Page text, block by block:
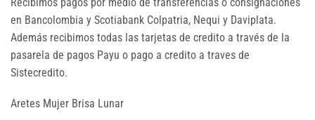
en Bancolombia y Scotiabank Colpatria, Nequi y Daviplata.
Además recibimos todas las tarjetas de credito a través de la
pasarela de pagos Payu o pago a credito a traves de
Sistecredito.
Aretes Mujer Brisa Lunar